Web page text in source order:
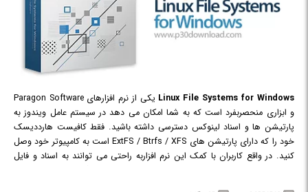
Linux File Systems for Windows
یکی از نرم افزارهای Paragon Software
و ابزاری منحصربفرد است که به شما امکان می دهد در سیستم عامل ویندوز به
پارتیشن ها و اسناد لینوکس دسترسی داشته باشید. فقط کافیست هارددیسک
خود را که دارای پارتیشن های ExtFS / Btrfs / XFS است به کامپیوتر خود وصل
کنید. در واقع کاربران با کمک این نرم افزاربه راحتی می توانند به اسناد و فایل